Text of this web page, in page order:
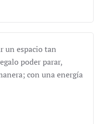
un espacio tan
poder parar,
con una energía